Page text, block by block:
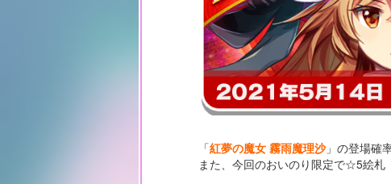
「紅夢の魔女 霧雨魔理沙」の登場確
また、今回のおいのり限定で☆5絵札